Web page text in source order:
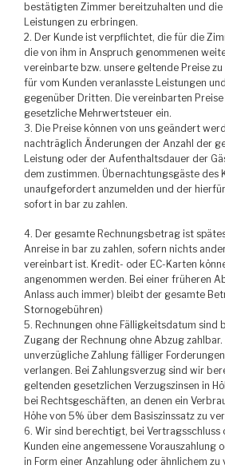
bestätigten Zimmer bereitzuhalten und
Leistungen zu erbringen.
2. Der Kunde ist verpflichtet, die für die
die von ihm in Anspruch genommenen
vereinbarte bzw. unsere geltende Preise zu
für vom Kunden veranlasste Leistungen
gegenüber Dritten. Die vereinbarten
gesetzliche Mehrwertsteuer ein.
3. Die Preise können von uns geändert
nachträglich Änderungen der Anzahl der
Leistung oder der Aufenthaltsdauer der
dem zustimmen. Übernachtungsgäste des
unaufgefordert anzumelden und der
sofort in bar zu zahlen.
4. Der gesamte Rechnungsbetrag ist
Anreise in bar zu zahlen, sofern nichts
vereinbart ist. Kredit- oder EC-Karten
angenommen werden. Bei einer früheren
Anlass auch immer) bleibt der gesamte
Stornogebühren)
5. Rechnungen ohne Fälligkeitsdatum sind
Zugang der Rechnung ohne Abzug
unverzügliche Zahlung fälliger
verlangen. Bei Zahlungsverzug sind wir
geltenden gesetzlichen Verzugszinsen in
bei Rechtsgeschäften, an denen ein
Höhe von 5% über dem Basiszinssatz zu
6. Wir sind berechtigt, bei Vertragsschluss
Kunden eine angemessene Vorauszahlung
in Form einer Anzahlung oder ähnlichem zu